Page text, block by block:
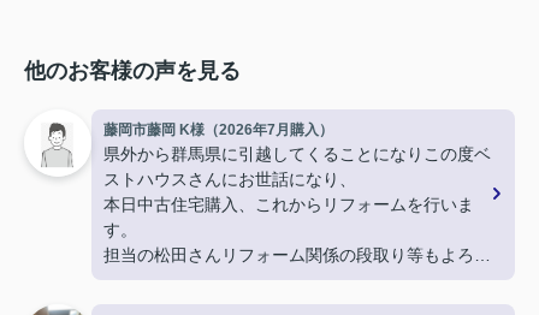
他のお客様の声を見る
藤岡市藤岡 K様（2026年7月購入）
県外から群馬県に引越してくることになりこの度ベ
ストハウスさんにお世話になり、
本日中古住宅購入、これからリフォームを行いま
す。
担当の松田さんリフォーム関係の段取り等もよろし